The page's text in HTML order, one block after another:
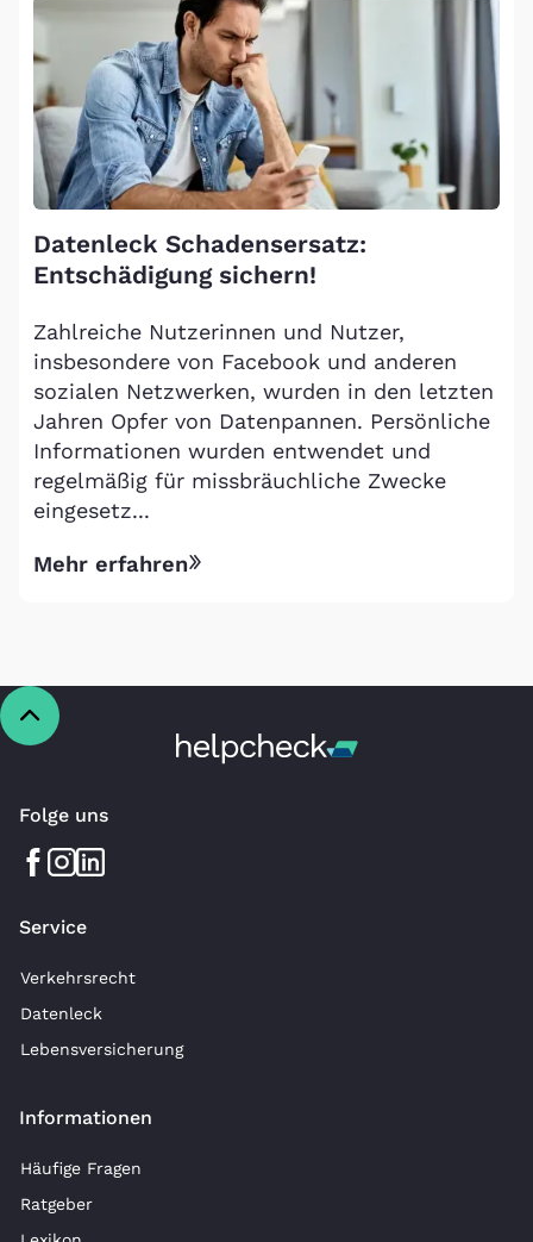
Datenleck Schadensersatz:
Entschädigung sichern!
Zahlreiche Nutzerinnen und Nutzer,
insbesondere von Facebook und anderen
sozialen Netzwerken, wurden in den letzten
Jahren Opfer von Datenpannen. Persönliche
Informationen wurden entwendet und
regelmäßig für missbräuchliche Zwecke
eingesetz...
Mehr erfahren
Folge uns
Service
Verkehrsrecht
Datenleck
Lebensversicherung
Informationen
Häufige Fragen
Ratgeber